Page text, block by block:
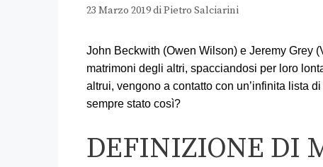
23 Marzo 2019diPietro Salciarini
John Beckwith (Owen Wilson) e Jeremy Grey
matrimoni degli altri, spacciandosi per loro
altrui, vengono a contatto con un’infinita lista
sempre stato così?
DEFINIZIONE DI